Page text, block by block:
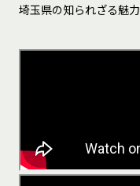
埼玉県の知られざる魅